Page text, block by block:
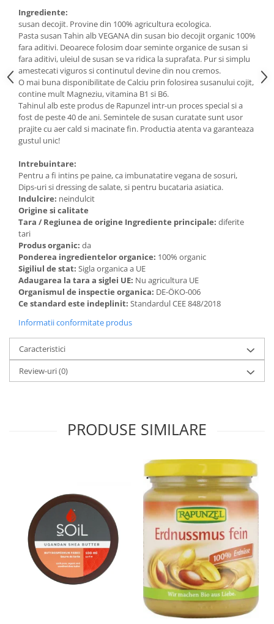
Ingrediente:
susan decojit. Provine din 100% agricultura ecologica.
Pasta susan Tahin alb VEGANA din susan bio decojit organic 100%
fara aditivi. Deoarece folosim doar seminte organice de susan si
fara aditivi, uleiul de susan se va ridica la suprafata. Pur si simplu
amestecati viguros si continutul devine din nou cremos.
O mai buna disponibilitate de Calciu prin folosirea susanului cojit,
contine mult Magneziu, vitamina B1 si B6.
Tahinul alb este produs de Rapunzel intr-un proces special si a
fost de peste 40 de ani. Semintele de susan curatate sunt usor
prajite cu aer cald si macinate fin. Productia atenta va garanteaza
gustul unic!
Intrebuintare:
Pentru a fi intins pe paine, ca imbunatatire vegana de sosuri,
Dips-uri si dressing de salate, si pentru bucataria asiatica.
Indulcire: neindulcit
Origine si calitate
Tara / Regiunea de origine Ingrediente principale: diferite
tari
Produs organic: da
Ponderea ingredientelor organice: 100% organic
Sigiliul de stat: Sigla organica a UE
Adaugarea la tara a siglei UE: Nu agricultura UE
Organismul de inspectie organica: DE-ÖKO-006
Ce standard este indeplinit: Standardul CEE 848/2018
Informatii conformitate produs
Caracteristici
Review-uri(0)
PRODUSE SIMILARE